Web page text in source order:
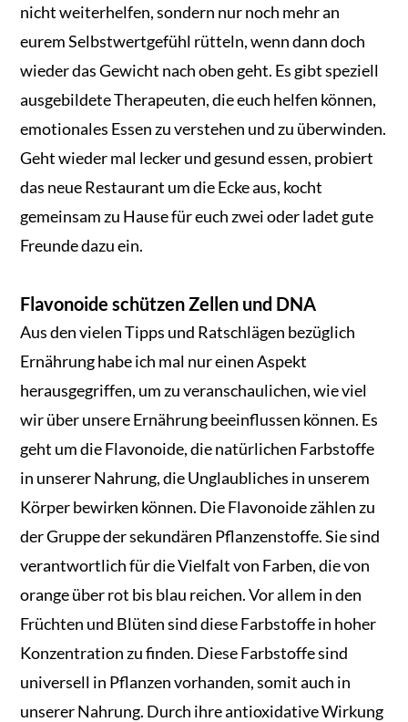
nicht weiterhelfen, sondern nur noch mehr an
eurem Selbstwertgefühl rütteln, wenn dann doch
wieder das Gewicht nach oben geht. Es gibt speziell
ausgebildete Therapeuten, die euch helfen können,
emotionales Essen zu verstehen und zu überwinden.
Geht wieder mal lecker und gesund essen, probiert
das neue Restaurant um die Ecke aus, kocht
gemeinsam zu Hause für euch zwei oder ladet gute
Freunde dazu ein.
Flavonoide schützen Zellen und DNA
Aus den vielen Tipps und Ratschlägen bezüglich
Ernährung habe ich mal nur einen Aspekt
herausgegriffen, um zu veranschaulichen, wie viel
wir über unsere Ernährung beeinflussen können. Es
geht um die Flavonoide, die natürlichen Farbstoffe
in unserer Nahrung, die Unglaubliches in unserem
Körper bewirken können. Die Flavonoide zählen zu
der Gruppe der sekundären Pflanzenstoffe. Sie sind
verantwortlich für die Vielfalt von Farben, die von
orange über rot bis blau reichen. Vor allem in den
Früchten und Blüten sind diese Farbstoffe in hoher
Konzentration zu finden. Diese Farbstoffe sind
universell in Pflanzen vorhanden, somit auch in
unserer Nahrung. Durch ihre antioxidative Wirkung